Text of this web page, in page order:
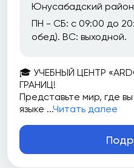
Юнусабадский
ПН - СБ: с 09:00 до
обед). ВС: выходной.
🎓 УЧЕБНЫЙ ЦЕНТР
ГРАНИЦ!
Представьте мир, где
языке ...Читать далее